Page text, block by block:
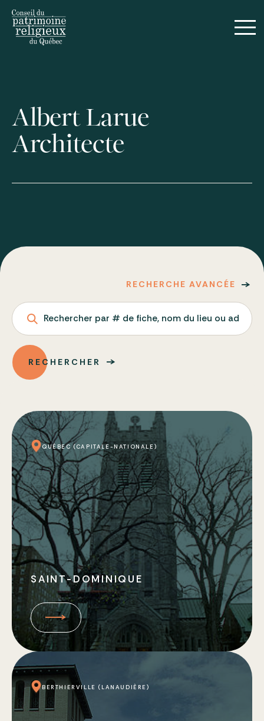
Albert Larue
Architecte
RECHERCHE AVANCÉE
Rechercher par # de fiche, nom du lieu ou adresse
RECHERCHER
QUÉBEC (CAPITALE-NATIONALE)
SAINT-DOMINIQUE
BERTHIERVILLE (LANAUDIÈRE)